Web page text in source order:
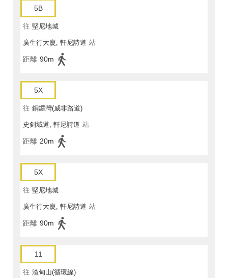
5B
往 堅尼地城
廣生行大廈, 軒尼詩道 站
距離 90m
5X
往 銅鑼灣(威非路道)
史釗域道, 軒尼詩道 站
距離 20m
5X
往 堅尼地城
廣生行大廈, 軒尼詩道 站
距離 90m
11
往 渣甸山(循環線)